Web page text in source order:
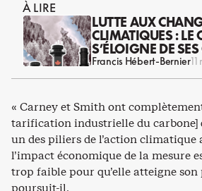
À LIRE
LUTTE AUX
CLIMATIQUES : LE
S’ÉLOIGNE DE SES
Francis Hébert-Bernier
« Carney et Smith ont
tarification industrielle du
un des piliers de l’action climatique
l’impact économique de la mesure
trop faible pour qu’elle atteigne
poursuit-il.